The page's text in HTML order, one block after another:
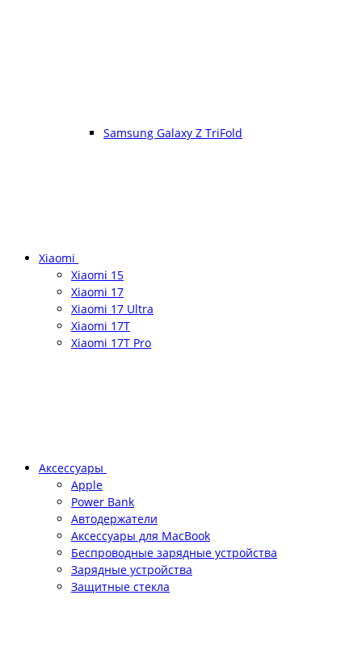
Samsung Galaxy Z TriFold
Xiaomi
Xiaomi 15
Xiaomi 17
Xiaomi 17 Ultra
Xiaomi 17T
Xiaomi 17T Pro
Аксессуары
Apple
Power Bank
Автодержатели
Аксессуары для MacBook
Беспроводные зарядные устройства
Зарядные устройства
Защитные стекла